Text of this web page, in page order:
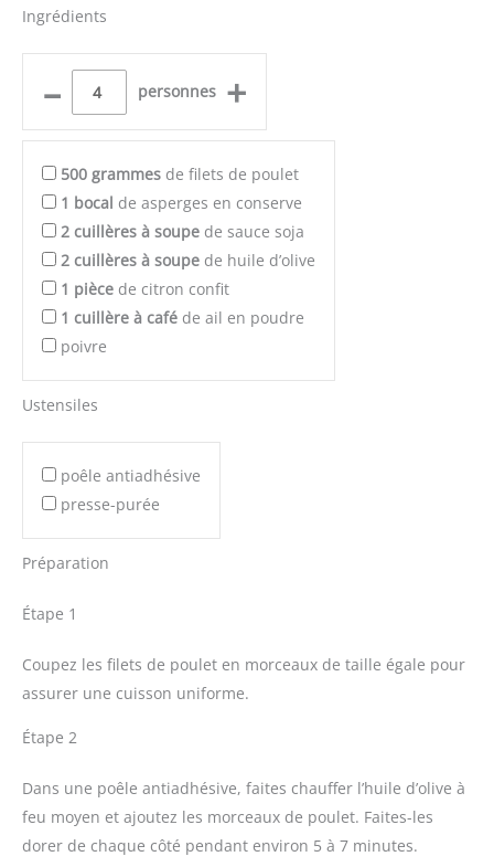
Ingrédients
– personnes +
500 grammes de filets de poulet
1 bocal de asperges en conserve
2 cuillères à soupe de sauce soja
2 cuillères à soupe de huile d’olive
1 pièce de citron confit
1 cuillère à café de ail en poudre
poivre
Ustensiles
poêle antiadhésive
presse-purée
Préparation
Étape 1
Coupez les filets de poulet en morceaux de taille égale pour
assurer une cuisson uniforme.
Étape 2
Dans une poêle antiadhésive, faites chauffer l’huile d’olive à
feu moyen et ajoutez les morceaux de poulet. Faites-les
dorer de chaque côté pendant environ 5 à 7 minutes.